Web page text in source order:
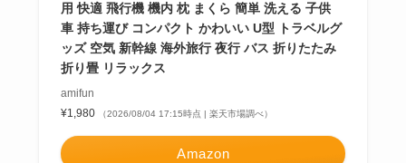
用 快適 飛行機 機内 枕 まくら 簡単 洗える 子供
車 持ち運び コンパクト かわいい U型 トラベルグ
ッズ 空気 新幹線 海外旅行 夜行 バス 折りたたみ
折り畳 リラックス
amifun
¥1,980
（2026/08/04 17:15時点 | 楽天市場調べ）
Amazon